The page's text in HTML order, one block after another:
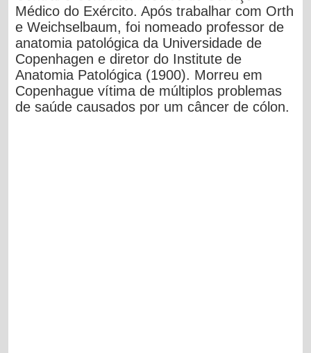
Médico do Exército. Após trabalhar com Orth
e Weichselbaum, foi nomeado professor de
anatomia patológica da Universidade de
Copenhagen e diretor do Institute de
Anatomia Patológica (1900). Morreu em
Copenhague vítima de múltiplos problemas
de saúde causados por um câncer de cólon.